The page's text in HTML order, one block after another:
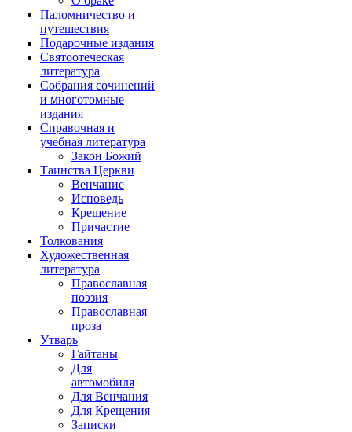
Паломничество и
путешествия
Подарочные издания
Святоотеческая
литература
Собрания сочинений
и многотомные
издания
Справочная и
учебная литература
Закон Божий
Таинства Церкви
Венчание
Исповедь
Крещение
Причастие
Толкования
Художественная
литература
Православная
поэзия
Православная
проза
Утварь
Гайтаны
Для
автомобиля
Для Венчания
Для Крещения
Записки